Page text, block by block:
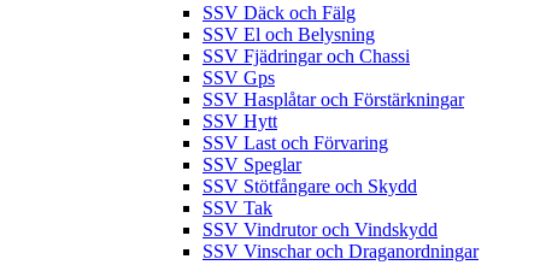
SSV Däck och Fälg
SSV El och Belysning
SSV Fjädringar och Chassi
SSV Gps
SSV Hasplåtar och Förstärkningar
SSV Hytt
SSV Last och Förvaring
SSV Speglar
SSV Stötfångare och Skydd
SSV Tak
SSV Vindrutor och Vindskydd
SSV Vinschar och Draganordningar